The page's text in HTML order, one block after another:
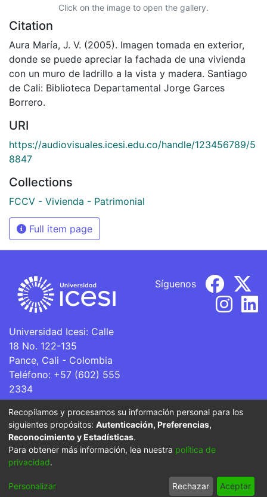
Click on the image to open the gallery.
Citation
Aura María, J. V. (2005). Imagen tomada en exterior,
donde se puede apreciar la fachada de una vivienda
con un muro de ladrillo a la vista y madera. Santiago
de Cali: Biblioteca Departamental Jorge Garces
Borrero.
URI
https://audiovisuales.icesi.edu.co/handle/123456789/5
8847
Collections
FCCV - Vivienda - Patrimonial
Full item page
Universidad Icesi: Calle
18 No. 122-135
Pance, Cali - Colombia
Teléfono: +57 (602) 555
2334
ventanillaunica@icesi.edu.co
Síguenos
La Universidad Icesi es una Institución de Educación
Superior que se encuentra sujeta a inspección y vigilancia
por parte del Ministerio de Educación Nacional.
Cookie
End User
Agreement
Send
Feedback
Recopilamos y procesamos su información personal para los
siguientes propósitos: Autenticación, Preferencias,
Reconocimiento y Estadísticas.
Para obtener más información, lea nuestra política de
privacidad.
Personalizar Rechazar Aceptar